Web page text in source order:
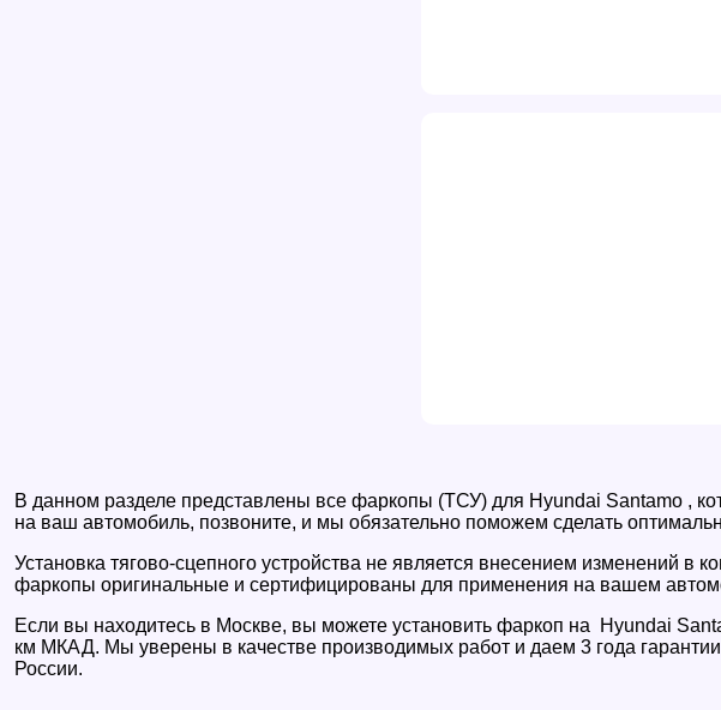
В данном разделе представлены все фаркопы (ТСУ) для Hyundai Santamo ,
на ваш автомобиль, позвоните, и мы обязательно поможем сделать
Установка тягово-сцепного устройства не является внесением изменений
фаркопы оригинальные и сертифицированы для применения на вашем
Если вы находитесь в Москве, вы можете установить фаркоп на Hyundai
км МКАД. Мы уверены в качестве производимых работ и даем 3 года
России.